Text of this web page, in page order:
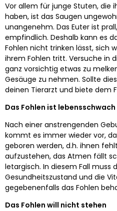
Vor allem für junge Stuten, die
haben, ist das Saugen
unangenehm. Das Euter ist
empfindlich. Deshalb kann es
Fohlen nicht trinken lässt, sich
ihrem Fohlen tritt. Versuche in
ganz vorsichtig etwas zu
Gesäuge zu nehmen. Sollte
deinen Tierarzt und biete dem
Das Fohlen ist lebensschwach
Nach einer anstrengenden
kommt es immer wieder vor,
geboren werden, d.h. ihnen
aufzustehen, das Atmen fällt
letargisch. In diesem Fall muss
Gesundheitszustand und die
gegebenenfalls das Fohlen
Das Fohlen will nicht stehen